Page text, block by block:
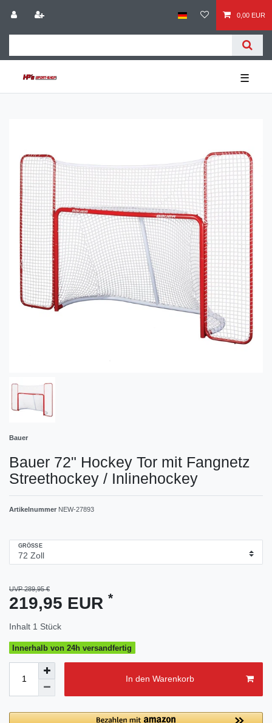
0,00 EUR
☰
Bauer
Bauer 72" Hockey Tor mit Fangnetz
Streethockey / Inlinehockey
Artikelnummer NEW-27893
GRÖSSE
UVP 289,95 €
219,95 EUR *
Inhalt 1 Stück
Innerhalb von 24h versandfertig
In den Warenkorb